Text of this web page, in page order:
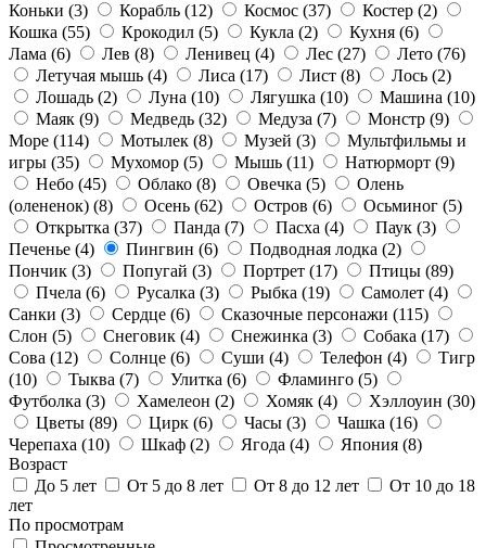
Коньки (3) Корабль (12) Космос (37) Костер (2)
Кошка (55) Крокодил (5) Кукла (2) Кухня (6)
Лама (6) Лев (8) Ленивец (4) Лес (27) Лето (76)
Летучая мышь (4) Лиса (17) Лист (8) Лось (2)
Лошадь (2) Луна (10) Лягушка (10) Машина (10)
Маяк (9) Медведь (32) Медуза (7) Монстр (9)
Море (114) Мотылек (8) Музей (3)
Мультфильмы и
игры (35) Мухомор (5) Мышь (11) Натюрморт (9)
Небо (45) Облако (8) Овечка (5)
Олень
(олененок) (8) Осень (62) Остров (6) Осьминог (5)
Открытка (37) Панда (7) Пасха (4) Паук (3)
Печенье (4) Пингвин (6) Подводная лодка (2)
Пончик (3) Попугай (3) Портрет (17) Птицы (89)
Пчела (6) Русалка (3) Рыбка (19) Самолет (4)
Санки (3) Сердце (6) Сказочные персонажи (115)
Слон (5) Снеговик (4) Снежинка (3) Собака (17)
Сова (12) Солнце (6) Суши (4) Телефон (4)
Тигр
(10)
Тыква (7) Улитка (6) Фламинго (5)
Футболка (3) Хамелеон (2) Хомяк (4) Хэллоуин (30)
Цветы (89) Цирк (6) Часы (3) Чашка (16)
Черепаха (10) Шкаф (2) Ягода (4) Япония (8)
Возраст
До 5 лет
От 5 до 8 лет От 8 до 12 лет
От 10 до 18
лет
По просмотрам